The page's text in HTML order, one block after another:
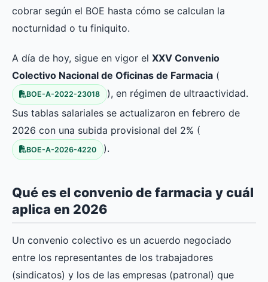
cobrar según el BOE hasta cómo se calculan la
nocturnidad o tu finiquito.
A día de hoy, sigue en vigor el XXV Convenio
Colectivo Nacional de Oficinas de Farmacia (
BOE-A-2022-23018
), en régimen de ultraactividad.
Sus tablas salariales se actualizaron en febrero de
2026 con una subida provisional del 2% (
BOE-A-2026-4220 ).
Qué es el convenio de farmacia y cuál
aplica en 2026
Un convenio colectivo es un acuerdo negociado
entre los representantes de los trabajadores
(sindicatos) y los de las empresas (patronal) que